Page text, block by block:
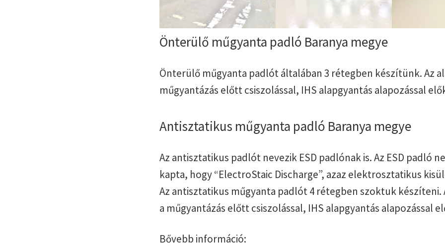
Önterülő műgyanta padló Baranya megye
Önterülő műgyanta padlót általában 3 rétegben készítünk. Az
műgyantázás előtt csiszolással, IHS alapgyantás alapozással
Antisztatikus műgyanta padló Baranya megye
Az antisztatikus padlót nevezik ESD padlónak is. Az ESD padló
kapta, hogy “ElectroStaic Discharge”, azaz elektrosztatikus
Az antisztatikus műgyanta padlót 4 rétegben szoktuk készíteni.
a műgyantázás előtt csiszolással, IHS alapgyantás alapozással
Bővebb információ: